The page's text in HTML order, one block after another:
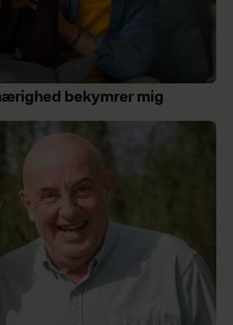
bekymrer mig